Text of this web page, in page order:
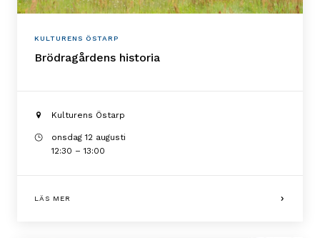
KULTURENS ÖSTARP
Brödragårdens historia
Kulturens Östarp
onsdag 12 augusti
12:30 – 13:00
LÄS MER